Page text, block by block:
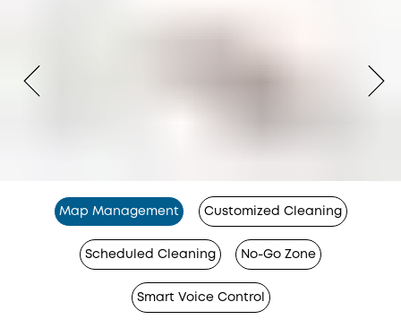
Map Management Customized Cleaning
Scheduled Cleaning No-Go Zone
Smart Voice Control